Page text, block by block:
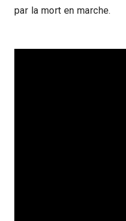
par la mort en marche.